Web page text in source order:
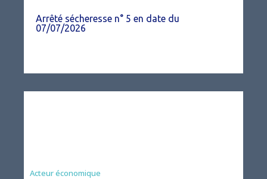
Arrêté sécheresse n° 5 en date du
07/07/2026
Acteur économique